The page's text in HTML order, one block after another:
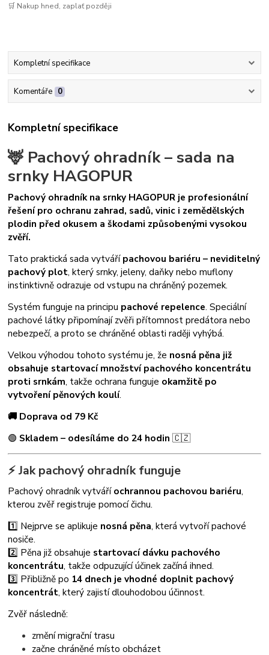
🛒 Nakup hned, zaplať později
Kompletní specifikace
Komentáře 0
Kompletní specifikace
🦌 Pachový ohradník – sada na
srnky HAGOPUR
Pachový ohradník na srnky HAGOPUR je profesionální
řešení pro ochranu zahrad, sadů, vinic i zemědělských
plodin před okusem a škodami způsobenými vysokou
zvěří.
Tato praktická sada vytvářípachovou bariéru – neviditelný
pachový plot, který srnky, jeleny, daňky nebo muflony
instinktivně odrazuje od vstupu na chráněný pozemek.
Systém funguje na principu pachové repelence. Speciální
pachové látky připomínají zvěři přítomnost predátora nebo
nebezpečí, a proto se chráněné oblasti raději vyhýbá.
Velkou výhodou tohoto systému je, že nosná pěna již
obsahuje startovací množství pachového koncentrátu
proti srnkám, takže ochrana funguje okamžitě po
vytvoření pěnových koulí.
🚚 Doprava od 79 Kč
🟢 Skladem – odesíláme do 24 hodin 🇨🇿
⚡ Jak pachový ohradník funguje
Pachový ohradník vytváříochrannou pachovou bariéru,
kterou zvěř registruje pomocí čichu.
1️⃣ Nejprve se aplikuje nosná pěna, která vytvoří pachové
nosiče.
2️⃣ Pěna již obsahuje startovací dávku pachového
koncentrátu, takže odpuzující účinek začíná ihned.
3️⃣ Přibližně po 14 dnech je vhodné doplnit pachový
koncentrát, který zajistí dlouhodobou účinnost.
Zvěř následně:
změní migrační trasu
začne chráněné místo obcházet